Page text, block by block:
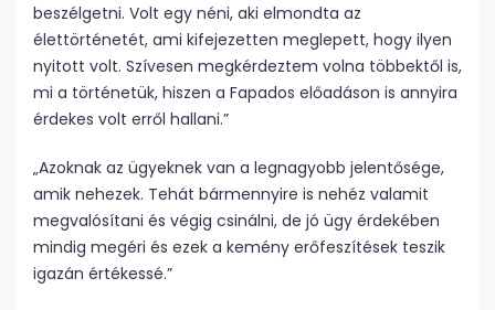
beszélgetni. Volt egy néni, aki elmondta az
élettörténetét, ami kifejezetten meglepett, hogy ilyen
nyitott volt. Szívesen megkérdeztem volna többektől is,
mi a történetük, hiszen a Fapados előadáson is annyira
érdekes volt erről hallani.”
„Azoknak az ügyeknek van a legnagyobb jelentősége,
amik nehezek. Tehát bármennyire is nehéz valamit
megvalósítani és végig csinálni, de jó ügy érdekében
mindig megéri és ezek a kemény erőfeszítések teszik
igazán értékessé.”